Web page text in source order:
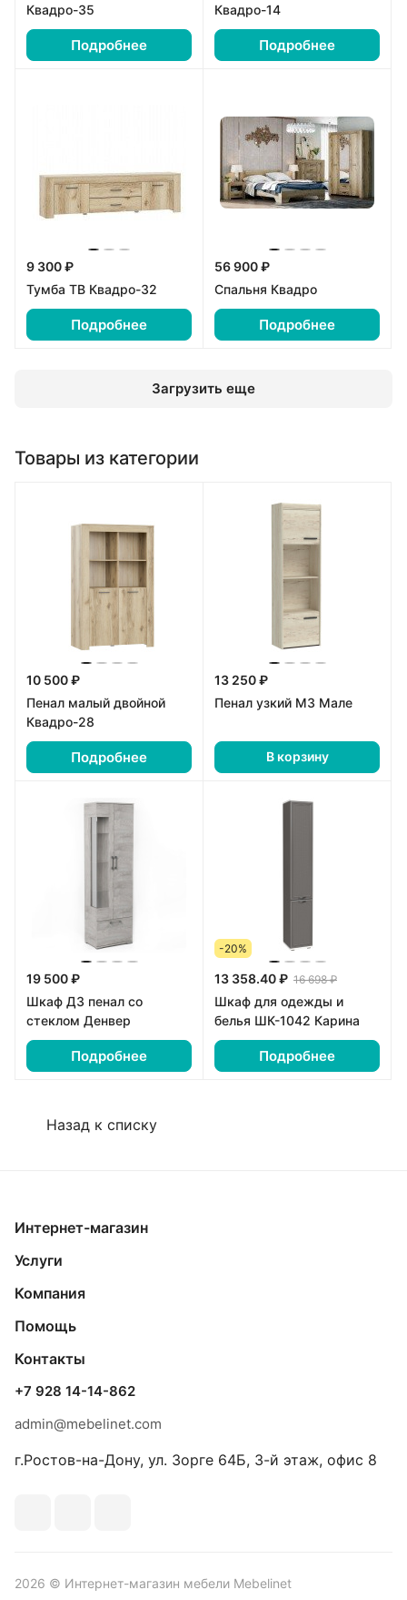
Квадро-35
Подробнее
Квадро-14
Подробнее
9 300 ₽
Тумба ТВ Квадро-32
Подробнее
56 900 ₽
Спальня Квадро
Подробнее
Загрузить еще
Товары из категории
10 500 ₽
Пенал малый двойной
Квадро-28
Подробнее
13 250 ₽
Пенал узкий М3 Мале
В корзину
19 500 ₽
Шкаф Д3 пенал со
стеклом Денвер
Подробнее
-20%
13 358.40 ₽ 16 698 ₽
Шкаф для одежды и
белья ШК-1042 Карина
Подробнее
Назад к списку
Интернет-магазин
Услуги
Компания
Помощь
Контакты
+7 928 14-14-862
admin@mebelinet.com
г.Ростов-на-Дону, ул. Зорге 64Б, 3-й этаж, офис 8
2026 © Интернет-магазин мебели Mebelinet